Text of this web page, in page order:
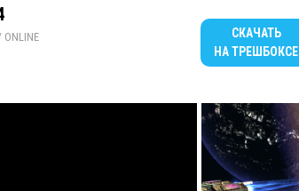
ONLINE
СКАЧАТЬ
НА ТРЕШБОКСЕ